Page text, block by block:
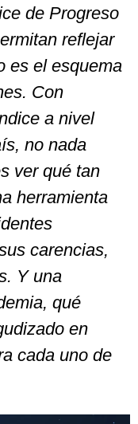
de Progreso
reflejar
es el esquema
Con
a nivel
no nada
ver qué tan
herramienta
carencias,
Y una
qué
en
cada uno de